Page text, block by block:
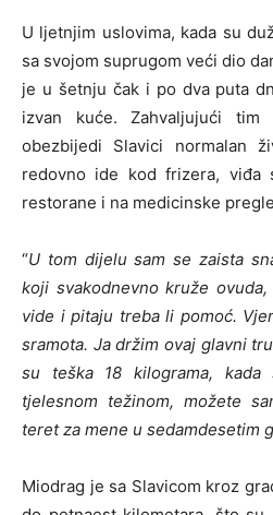
U ljetnjim uslovima, kada su
sa svojom suprugom veći dio
je u šetnju čak i po dva puta
izvan kuće. Zahvaljujući
obezbijedi Slavici normalan
redovno ide kod frizera, viđa
restorane i na medicinske
“U tom dijelu sam se zaista
koji svakodnevno kruže
vide i pitaju treba li pomoć.
sramota. Ja držim ovaj glavni
su teška 18 kilograma,
tjelesnom težinom, možete
teret za mene u sedamdesetim
Miodrag je sa Slavicom kroz